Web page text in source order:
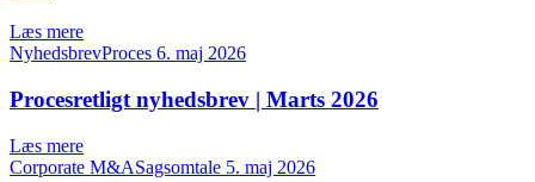
Læs mere
NyhedsbrevProces 6. maj 2026
Procesretligt nyhedsbrev | Marts 2026
Læs mere
Corporate M&ASagsomtale 5. maj 2026